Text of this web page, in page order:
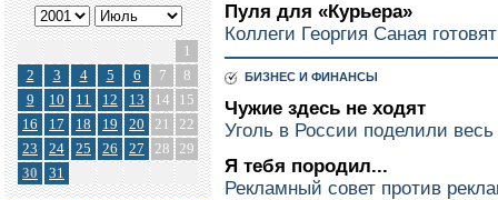
1
2
3 4 5 6 7
8
9
10 11 12 13 14
15
16
17 18 19 20 21
22
23
24 25 26 27 28 29
30
31
Пуля для «Курьера»
Коллеги Георгия Саная
БИЗНЕС И ФИНАНСЫ
Чужие здесь не ходят
Уголь в России поделили весь
Я тебя породил...
Рекламный совет против